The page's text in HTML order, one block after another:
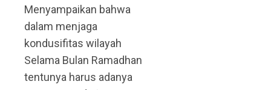
Menyampaikan bahwa
dalam menjaga
kondusifitas wilayah
Selama Bulan Ramadhan
tentunya harus adanya